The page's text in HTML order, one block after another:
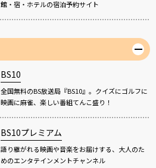
館・宿・ホテルの宿泊予約サイト
BS10
全国無料のBS放送局『BS10』。クイズにゴルフに
映画に麻雀、楽しい番組てんこ盛り！
BS10プレミアム
語り継がれる映画や音楽をお届けする、大人のた
めのエンタテインメントチャンネル